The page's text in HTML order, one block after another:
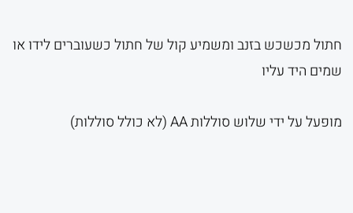
חתול מכשכש בזנב ומשמיע קול של חתול כשעוברים לידו או
שמים היד עליו
מופעל על ידי שלוש סוללות AA (לא כולל סוללות)